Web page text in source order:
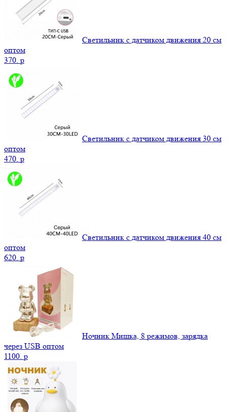
Светильник с датчиком движения 20 см
оптом
370. p
Светильник с датчиком движения 30 см
оптом
470. p
Светильник с датчиком движения 40 см
оптом
620. p
Ночник Мишка, 8 режимов, зарядка
через USB оптом
1100. p